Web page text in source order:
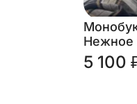
Нежное
5 100